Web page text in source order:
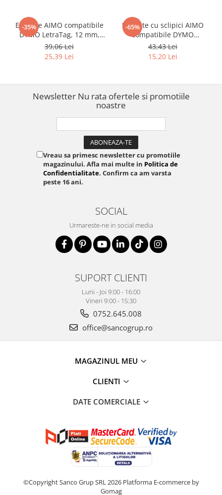
-35%
Etichete AIMO compatibile
DYMO LetraTag, 12 mm,
negru pe roz, pentru
personalizare și organizare
creativă, Q5-TBP31
39,06 Lei
25,39 Lei
-65%
Etichete cu sclipici AIMO
compatibile DYMO
LetraTag, 12 mm, alb pe
roz, pentru cadouri și
proiecte creative, Q5-PRE35
43,43 Lei
15,20 Lei
Newsletter Nu rata ofertele si promotiile
noastre
Vreau sa primesc newsletter cu promotiile
magazinului. Afla mai multe in Politica de
Confidentialitate. Confirm ca am varsta
peste 16 ani.
SOCIAL
Urmareste-ne in social media
SUPORT CLIENTI
Luni - Joi 9:00 - 16:00
Vineri 9:00 - 15:30
0752.645.008
office@sancogrup.ro
MAGAZINUL MEU
CLIENTI
DATE COMERCIALE
©Copyright Sanco Grup SRL 2026 Platforma E-commerce by
Gomag